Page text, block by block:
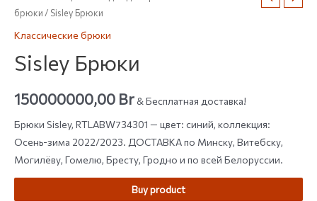
брюки/ Sisley Брюки
Классические брюки
Sisley Брюки
150000000,00 Br& Бесплатная доставка!
Брюки Sisley, RTLABW734301 — цвет: синий, коллекция:
Осень-зима 2022/2023. ДОСТАВКА по Минску, Витебску,
Могилёву, Гомелю, Бресту, Гродно и по всей Белоруссии.
Buy product